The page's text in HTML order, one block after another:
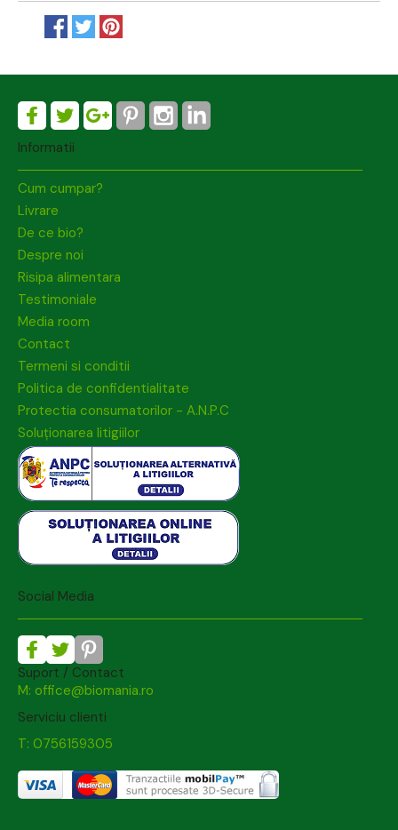
Informatii
Cum cumpar?
Livrare
De ce bio?
Despre noi
Risipa alimentara
Testimoniale
Media room
Contact
Termeni si conditii
Politica de confidentialitate
Protectia consumatorilor - A.N.P.C
Soluționarea litigiilor
Social Media
Suport / Contact
M: office@biomania.ro
Serviciu clienti
T: 0756159305